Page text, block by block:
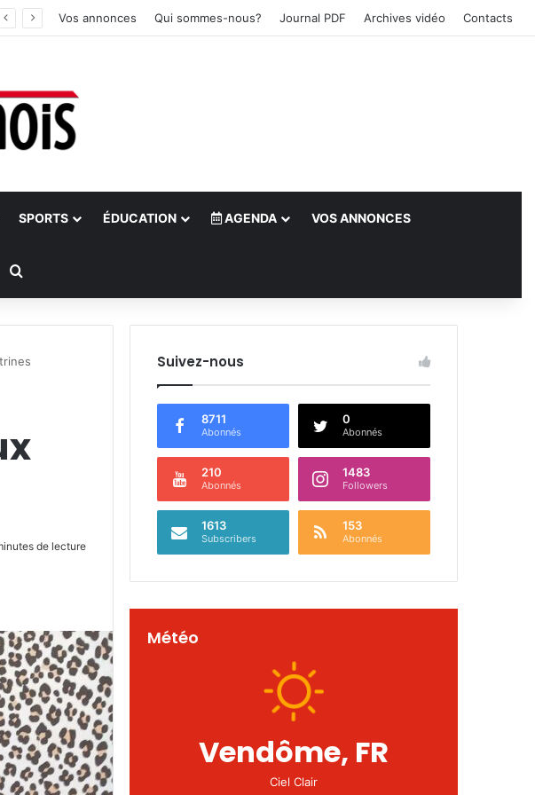
Vos annonces Qui sommes-nous? Journal PDF Archives vidéo Contacts
SPORTS ÉDUCATION AGENDA VOS ANNONCES
Aléatoire
Sidebar (barre latérale)
Rechercher
de lecture
Suivez-nous
8711
Abonnés
0
Abonnés
210
Abonnés
1483
Followers
1613
Subscribers
153
Abonnés
Météo
Vendôme, FR
Ciel Clair